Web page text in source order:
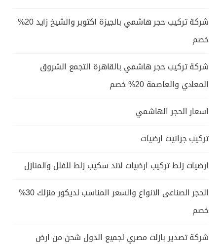
شركة تركيب حجر هاشمي بالجيزة اكتوبر والشيخ زايد 20%
خصم
شركة تركيب حجر هاشمي بالقاهرة التجمع الشروق
المعادي والعاصمة 20% خصم
اسعار الحجر الهاشمي
تركيب جرانيت ارضيات
ارضيات زلط تركيب ارضيات لاند سكيب زلط للفلل والمنازل
الحجر الصناعى الانواع والسعر المناسب لديكور منزلك 30%
خصم
شركة تصدير بازلت مصري لجميع الدول شحن من ارض